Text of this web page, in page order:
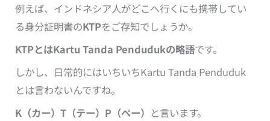
例えば、インドネシア人がどこへ行くにも携帯してい
る身分証明書のKTPをご存知でしょうか。
KTPとはKartu Tanda Pendudukの略語です。
しかし、日常的にはいちいちKartu Tanda Penduduk
とは言わないんですね。
K（カー）T（テー）P（ぺー） と言います。